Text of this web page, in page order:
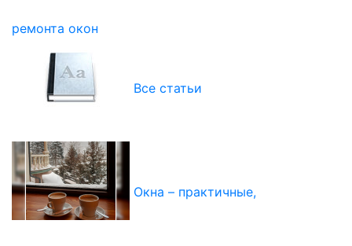
ремонта окон
Все статьи
Окна – практичные,